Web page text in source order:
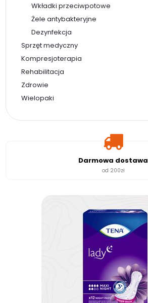
Wkładki przeciwpotowe
Żele antybakteryjne
Dezynfekcja
Sprzęt medyczny
Kompresjoterapia
Rehabilitacja
Zdrowie
Wielopaki
Darmowa dostawa
od 200zł